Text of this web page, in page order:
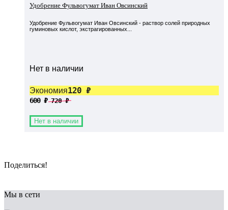
Удобрение Фульвогумат Иван Овсинский
Удобрение Фульвогумат Иван Овсинский - раствор солей природных
гуминовых кислот, экстрагированных...
Нет в наличии
Экономия120 ₽
600 ₽ 720₽
Нет в наличии
Поделиться!
Мы в сети